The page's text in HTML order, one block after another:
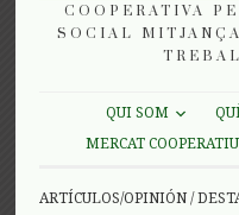
COOPERATIVA
SOCIAL
QUI SOM
MERCAT COOPERATIU
ARTÍCULOS/OPINIÓN /